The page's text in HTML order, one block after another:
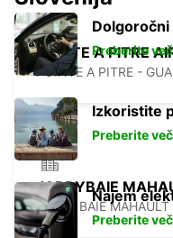
POINTE A PITRE
POINTE A PITRE -
JARRYBAIE
JARRY BAIE
Dolgoročni
Preberite več
Izkoristite
Preberite več
Najem
Preberite več